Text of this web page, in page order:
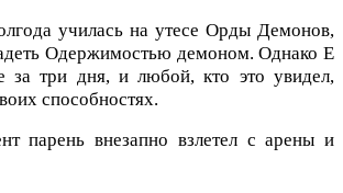
училась на утесе Орды Демонов,
Одержимостью демоном. Однако Е
за три дня, и любой, кто это увидел,
способностях.
парень внезапно взлетел с арены и